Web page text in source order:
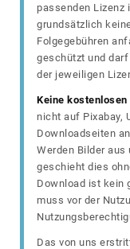
passenden Lizenz
grundsätzlich
Folgegebühren
geschützt und
der jeweiligen
Keine
nicht auf Pixabay,
Downloadseiten
Werden Bilder
geschieht dies
Download ist kein
muss vor der
Das von uns